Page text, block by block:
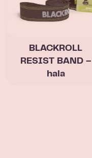
BLACKROLL
RESIST BAND –
hala